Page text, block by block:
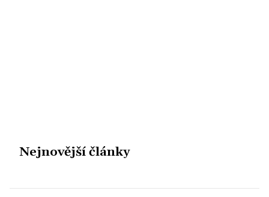
Nejnovější články